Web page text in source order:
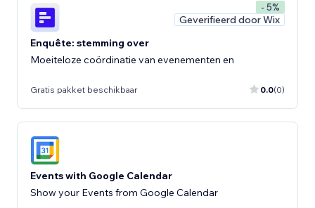
- 5%
Geverifieerd door Wix
Enquête: stemming over
Moeiteloze coördinatie van evenementen en
Gratis pakket beschikbaar 0.0(0)
Events with Google Calendar
Show your Events from Google Calendar